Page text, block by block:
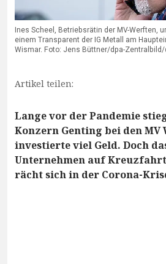
Ines Scheel, Betriebsrätin der MV-Werften,
einem Transparent der IG Metall am
Wismar. Foto: Jens Büttner/dpa-
Artikel teilen:
Lange vor der Pandemie
Konzern Genting bei den
investierte viel Geld. Doch
Unternehmen auf
rächt sich in der Corona-